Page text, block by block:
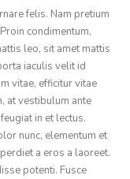
felis. Nam pretium
condimentum,
leo, sit amet mattis
iaculis velit id
vitae, efficitur vitae
at vestibulum ante
in et lectus.
nunc, elementum et
a eros a laoreet.
potenti. Fusce